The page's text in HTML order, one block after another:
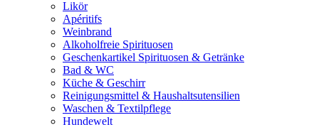
Likör
Apéritifs
Weinbrand
Alkoholfreie Spirituosen
Geschenkartikel Spirituosen & Getränke
Bad & WC
Küche & Geschirr
Reinigungsmittel & Haushaltsutensilien
Waschen & Textilpflege
Hundewelt